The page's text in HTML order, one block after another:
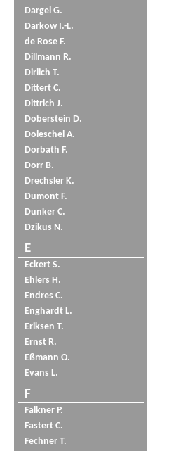
Dargel G.
Darkow I.-L.
de Rose F.
Dillmann R.
Dirlich T.
Dittert C.
Dittrich J.
Doberstein D.
Doleschel A.
Dorbath F.
Dorr B.
Drechsler K.
Dumont F.
Dunker C.
Dzikus N.
E
Eckert S.
Ehlers H.
Endres C.
Enghardt L.
Eriksen T.
Ernst R.
Eßmann O.
Evans L.
F
Falkner P.
Fastert C.
Fechner T.